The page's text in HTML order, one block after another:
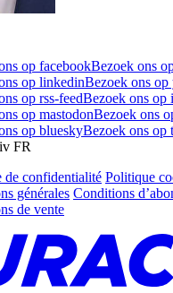
op facebookBezoek ons
op linkedinBezoek ons op
op rss-feedBezoek ons op
op mastodonBezoek ons
op blueskyBezoek ons op
FR
de confidentialité Politique
générales Conditions
de vente